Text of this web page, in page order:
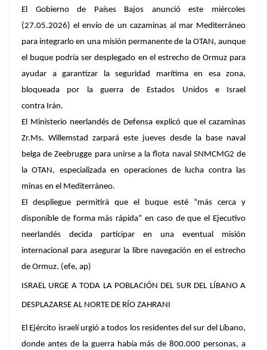
El Gobierno de Países Bajos anunció este miércoles
(27.05.2026) el envío de un cazaminas al mar Mediterráneo
para integrarlo en una misión permanente de la OTAN, aunque
el buque podría ser desplegado en el estrecho de Ormuz para
ayudar a garantizar la seguridad marítima en esa zona,
bloqueada por la guerra de Estados Unidos e Israel
contra Irán.
El Ministerio neerlandés de Defensa explicó que el cazaminas
Zr.Ms. Willemstad zarpará este jueves desde la base naval
belga de Zeebrugge para unirse a la flota naval SNMCMG2 de
la OTAN, especializada en operaciones de lucha contra las
minas en el Mediterráneo.
El despliegue permitirá que el buque esté “más cerca y
disponible de forma más rápida” en caso de que el Ejecutivo
neerlandés decida participar en una eventual misión
internacional para asegurar la libre navegación en el estrecho
de Ormuz. (efe, ap)
ISRAEL URGE A TODA LA POBLACIÓN DEL SUR DEL LÍBANO A
DESPLAZARSE AL NORTE DE RÍO ZAHRANI
El Ejército israelí urgió a todos los residentes del sur del Líbano,
donde antes de la guerra había más de 800.000 personas, a